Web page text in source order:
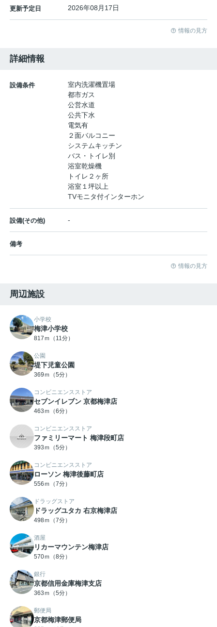
更新予定日 2026年08月17日
情報の見方
詳細情報
設備条件
室内洗濯機置場
都市ガス
公営水道
公共下水
電気有
２面バルコニー
システムキッチン
バス・トイレ別
浴室乾燥機
トイレ２ヶ所
浴室１坪以上
TVモニタ付インターホン
設備(その他) -
備考
情報の見方
周辺施設
小学校
梅津小学校
817ｍ（11分）
公園
堤下児童公園
369ｍ（5分）
コンビニエンスストア
セブンイレブン 京都梅津店
463ｍ（6分）
コンビニエンスストア
ファミリーマート 梅津段町店
393ｍ（5分）
コンビニエンスストア
ローソン 梅津後藤町店
556ｍ（7分）
ドラッグストア
ドラッグユタカ 右京梅津店
498ｍ（7分）
酒屋
リカーマウンテン梅津店
570ｍ（8分）
銀行
京都信用金庫梅津支店
363ｍ（5分）
郵便局
京都梅津郵便局